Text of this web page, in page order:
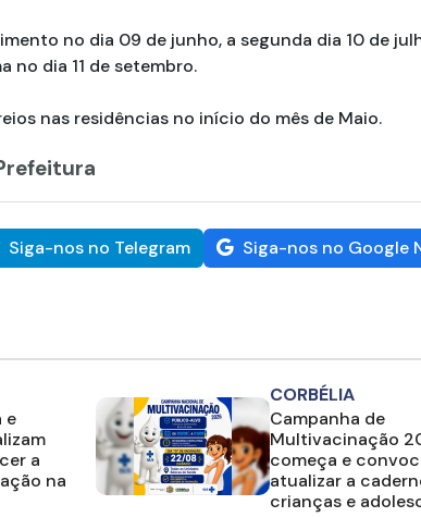
no dia 09 de junho, a segunda dia 10 de
no dia 11 de setembro.
nas residências no início do mês de Maio.
Siga-nos no Telegram Siga-nos no Google
e
a
na
CORBÉLIA
Campanha de
Multivacinação
começa e
atualizar a
crianças e